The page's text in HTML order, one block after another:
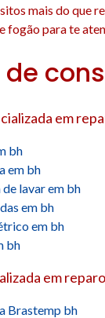
mais do que
fogão para te
em
bh
em bh
lavar em bh
em bh
em bh
bh
em
Brastemp bh